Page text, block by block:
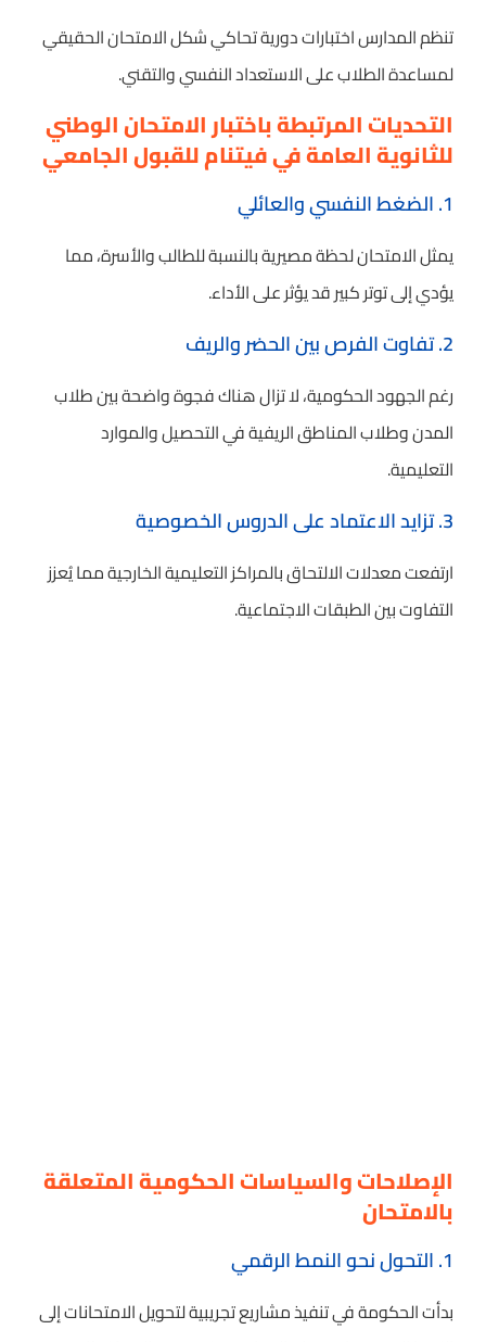
تنظم المدارس اختبارات دورية تحاكي شكل الامتحان الحقيقي
لمساعدة الطلاب على الاستعداد النفسي والتقني.
التحديات المرتبطة باختبار الامتحان الوطني
للثانوية العامة في فيتنام للقبول الجامعي
1. الضغط النفسي والعائلي
يمثل الامتحان لحظة مصيرية بالنسبة للطالب والأسرة، مما
يؤدي إلى توتر كبير قد يؤثر على الأداء.
2. تفاوت الفرص بين الحضر والريف
رغم الجهود الحكومية، لا تزال هناك فجوة واضحة بين طلاب
المدن وطلاب المناطق الريفية في التحصيل والموارد
التعليمية.
3. تزايد الاعتماد على الدروس الخصوصية
ارتفعت معدلات الالتحاق بالمراكز التعليمية الخارجية مما يُعزز
التفاوت بين الطبقات الاجتماعية.
الإصلاحات والسياسات الحكومية المتعلقة
بالامتحان
1. التحول نحو النمط الرقمي
بدأت الحكومة في تنفيذ مشاريع تجريبية لتحويل الامتحانات إلى